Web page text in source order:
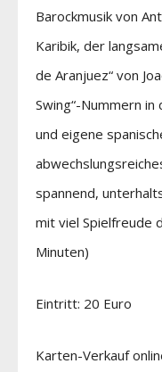
Barockmusik von
Karibik, der
de Aranjuez“ von
Swing“-Nummern
und eigene
spannend,
mit viel Spielfreude
Minuten)
Eintritt: 20 Euro
Karten-Verkauf